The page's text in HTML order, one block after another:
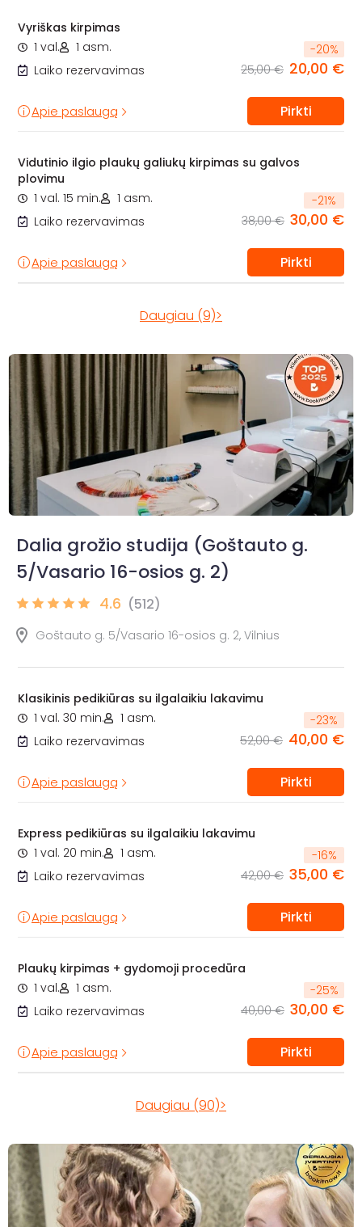
Vyriškas kirpimas
1 val.
1 asm.
Laiko rezervavimas
-20%
25,00 € 20,00 €
Apie paslaugą Pirkti
Vidutinio ilgio plaukų galiukų kirpimas su galvos
plovimu
1 val. 15 min.
1 asm.
Laiko rezervavimas
-21%
38,00 € 30,00 €
Apie paslaugą Pirkti
Daugiau (9)>
Dalia grožio studija (Goštauto g.
5/Vasario 16-osios g. 2)
4.6 (512)
Goštauto g. 5/Vasario 16-osios g. 2, Vilnius
Klasikinis pedikiūras su ilgalaikiu lakavimu
1 val. 30 min.
1 asm.
Laiko rezervavimas
-23%
52,00 € 40,00 €
Apie paslaugą Pirkti
Express pedikiūras su ilgalaikiu lakavimu
1 val. 20 min.
1 asm.
Laiko rezervavimas
-16%
42,00 € 35,00 €
Apie paslaugą Pirkti
Plaukų kirpimas + gydomoji procedūra
1 val.
1 asm.
Laiko rezervavimas
-25%
40,00 € 30,00 €
Apie paslaugą Pirkti
Daugiau (90)>